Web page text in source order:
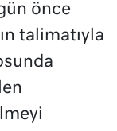
önce
talimatıyla